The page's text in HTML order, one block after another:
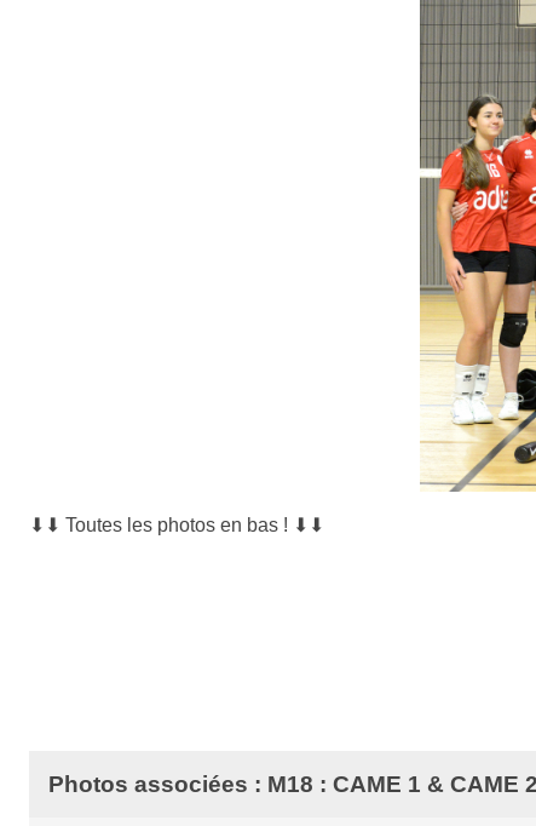
⬇⬇ Toutes les photos en bas ! ⬇⬇
Photos associées : M18 : CAME 1 & CAME